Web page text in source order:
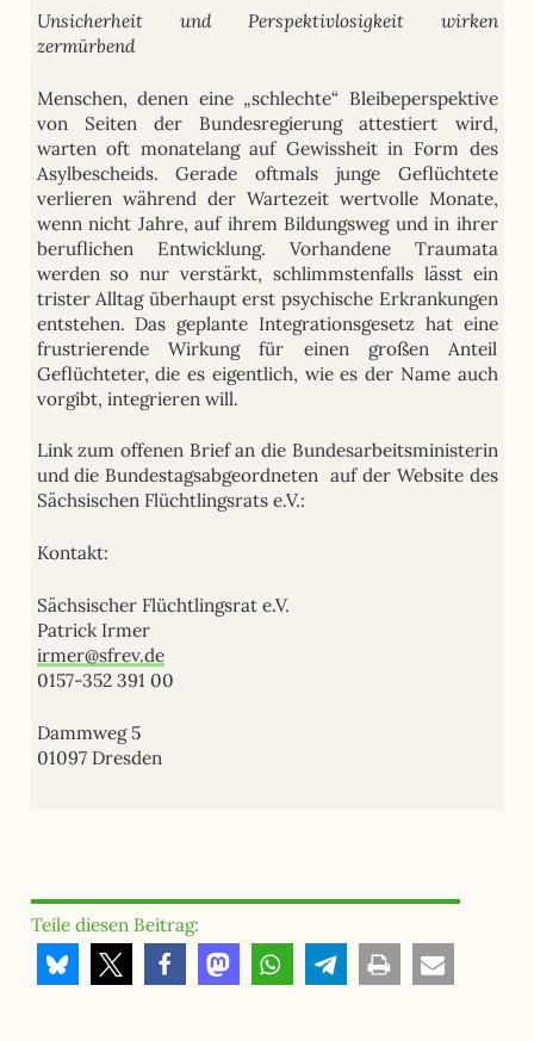
Unsicherheit und Perspektivlosigkeit wirken
zermürbend
Menschen, denen eine „schlechte“ Bleibeperspektive
von Seiten der Bundesregierung attestiert wird,
warten oft monatelang auf Gewissheit in Form des
Asylbescheids. Gerade oftmals junge Geflüchtete
verlieren während der Wartezeit wertvolle Monate,
wenn nicht Jahre, auf ihrem Bildungsweg und in ihrer
beruflichen Entwicklung. Vorhandene Traumata
werden so nur verstärkt, schlimmstenfalls lässt ein
trister Alltag überhaupt erst psychische Erkrankungen
entstehen. Das geplante Integrationsgesetz hat eine
frustrierende Wirkung für einen großen Anteil
Geflüchteter, die es eigentlich, wie es der Name auch
vorgibt, integrieren will.
Link zum offenen Brief an die Bundesarbeitsministerin
und die Bundestagsabgeordneten auf der Website des
Sächsischen Flüchtlingsrats e.V.:
Kontakt:
Sächsischer Flüchtlingsrat e.V.
Patrick Irmer
irmer@sfrev.de
0157-352 391 00
Dammweg 5
01097 Dresden
Teile diesen Beitrag: